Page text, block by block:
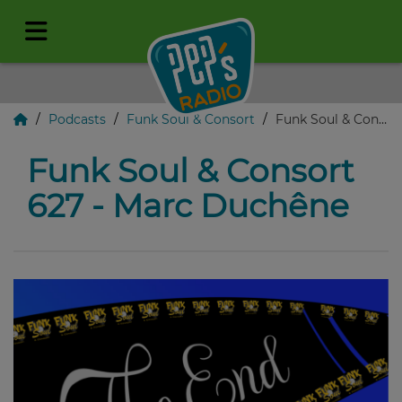
Podcasts Funk Soul & Consort Funk Soul & Consort 627 - Marc Duchêne
Funk Soul & Consort
627 - Marc Duchêne